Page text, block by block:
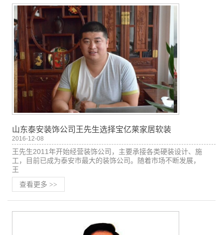
山东泰安装饰公司王先生选择宝亿莱家居软装
2016-12-08
王先生2011年开始经营装饰公司，主要承接各类硬装设计、施
工，目前已成为泰安市最大的装饰公司。随着市场不断发展，
王
查看更多 >>